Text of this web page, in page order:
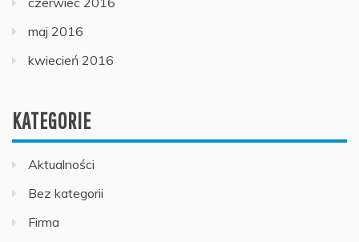
maj 2016
kwiecień 2016
KATEGORIE
Aktualności
Bez kategorii
Firma